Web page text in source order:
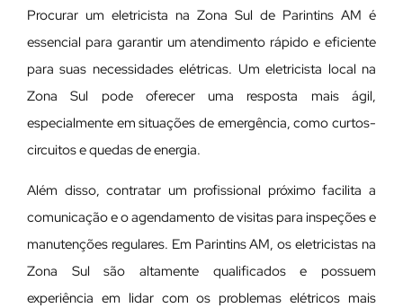
Procurar um eletricista na Zona Sul de Parintins AM é
essencial para garantir um atendimento rápido e eficiente
para suas necessidades elétricas. Um eletricista local na
Zona Sul pode oferecer uma resposta mais ágil,
especialmente em situações de emergência, como curtos-
circuitos e quedas de energia.
Além disso, contratar um profissional próximo facilita a
comunicação e o agendamento de visitas para inspeções e
manutenções regulares. Em Parintins AM, os eletricistas na
Zona Sul são altamente qualificados e possuem
experiência em lidar com os problemas elétricos mais